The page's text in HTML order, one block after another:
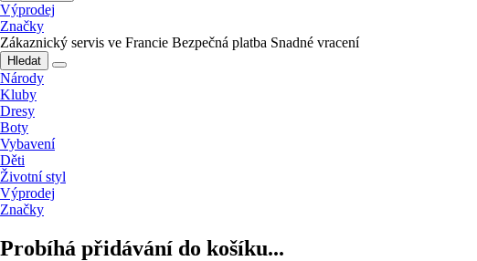
Výprodej
Značky
Zákaznický servis ve Francie Bezpečná platba Snadné vracení
Hledat
Národy
Kluby
Dresy
Boty
Vybavení
Děti
Životní styl
Výprodej
Značky
Probíhá přidávání do košíku...